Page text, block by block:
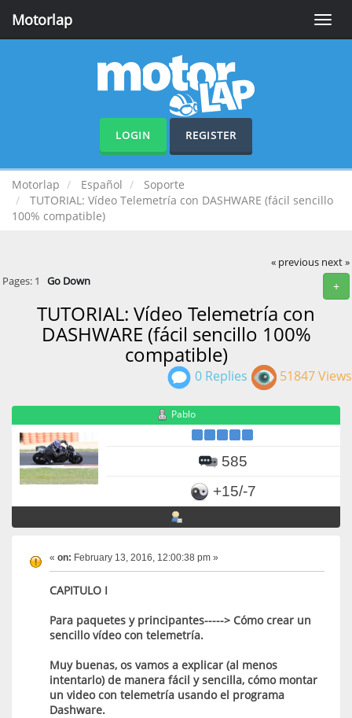
Toggle
Motorlap
LOGIN REGISTER
Motorlap Español
Soporte
TUTORIAL: Vídeo Telemetría con DASHWARE (fácil sencillo
100% compatible)
« previous next »
+
Pages: 1 Go Down
TUTORIAL: Vídeo Telemetría con
DASHWARE (fácil sencillo 100%
compatible)
0 Replies 51847 Views
Pablo
585
+15/-7
« on: February 13, 2016, 12:00:38 pm »
CAPITULO I
Para paquetes y principantes-----> Cómo crear un
sencillo vídeo con telemetría.
Muy buenas, os vamos a explicar (al menos
intentarlo) de manera fácil y sencilla, cómo montar
un video con telemetría usando el programa
Dashware.